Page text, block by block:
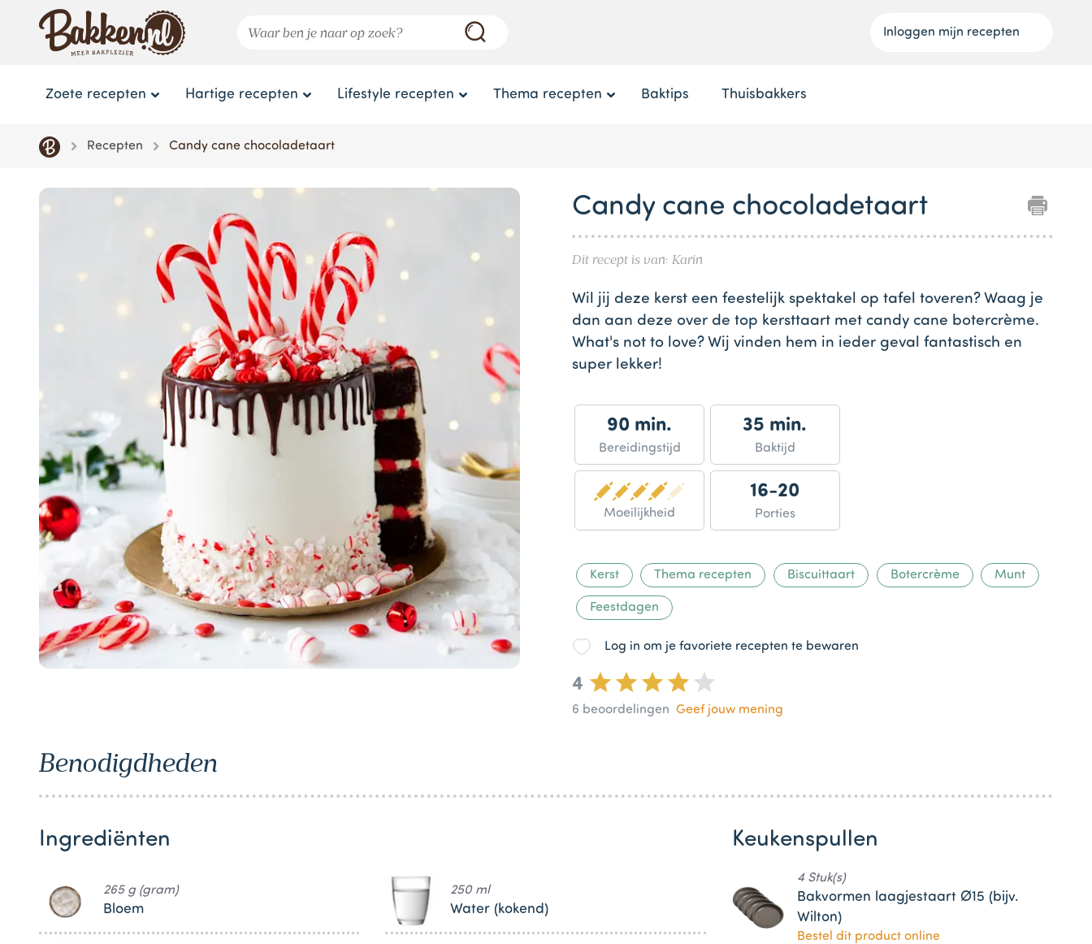
Inloggen mijn recepten
Zoete recepten Hartige recepten Lifestyle recepten Thema recepten Baktips Thuisbakkers
Recepten Candy cane chocoladetaart
Candy cane chocoladetaart
Dit recept is van: Karin
Wil jij deze kerst een feestelijk spektakel op tafel toveren? Waag je
dan aan deze over de top kersttaart met candy cane botercrème.
What's not to love? Wij vinden hem in ieder geval fantastisch en
super lekker!
90 min.
Bereidingstijd
35 min.
Baktijd
Moeilijkheid
16-20
Porties
Kerst Thema recepten Biscuittaart Botercrème Munt
Feestdagen
Log in om je favoriete recepten te bewaren
4
6 beoordelingen Geef jouw mening
Benodigdheden
Ingrediënten
265 g (gram)
Bloem
250 ml
Water (kokend)
Keukenspullen
4 Stuk(s)
Bakvormen laagjestaart Ø15 (bijv.
Wilton)
Bestel dit product online